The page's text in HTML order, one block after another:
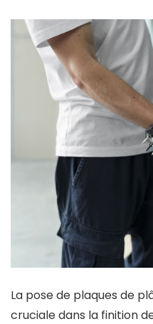
La pose de plaques de
cruciale dans la finition